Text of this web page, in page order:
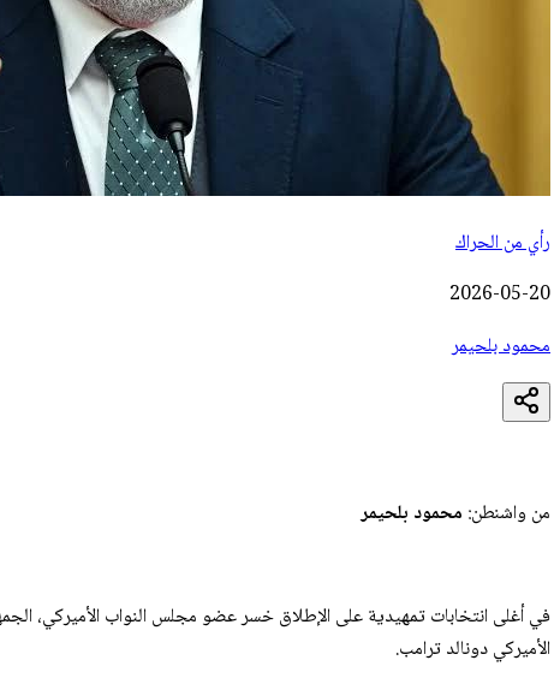
رأي من الحراك
2026-05-20
محمود بلحيمر
من واشنطن: محمود بلحيمر
في أغلى انتخابات تمهيدية على الإطلاق خسر عضو مجلس النواب الأميركي،
الأميركي دونالد ترامب.